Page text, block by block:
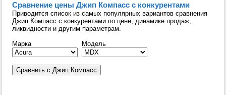
Сравнение цены Джип Компасс с конкурентами
Приводится список из самых популярных вариантов сравнения
Джип Компасс с конкурентами по цене, динамике продаж,
ликвидности и другим параметрам.
Марка
Модель